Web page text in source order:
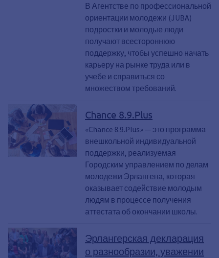
В Агентстве по профессиональной
ориентации молодежи (JUBA)
подростки и молодые люди
получают всестороннюю
поддержку, чтобы успешно начать
карьеру на рынке труда или в
учебе и справиться со
множеством требований.
Chance 8.9.Plus
«Chance 8.9.Plus» — это программа
внешкольной индивидуальной
поддержки, реализуемая
Городским управлением по делам
молодежи Эрлангена, которая
оказывает содействие молодым
людям в процессе получения
аттестата об окончании школы.
Эрлангерская декларация
о разнообразии, уважении